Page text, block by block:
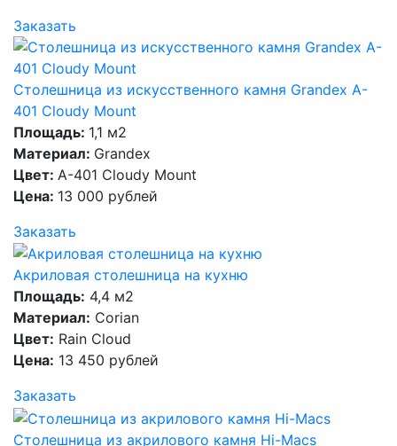
Заказать
Столешница из искусственного камня Grandex A-
401 Cloudy Mount
Площадь: 1,1 м2
Материал: Grandex
Цвет: A-401 Cloudy Mount
Цена: 13 000 рублей
Заказать
Акриловая столешница на кухню
Площадь: 4,4 м2
Материал: Corian
Цвет: Rain Cloud
Цена: 13 450 рублей
Заказать
Столешница из акрилового камня Hi-Macs